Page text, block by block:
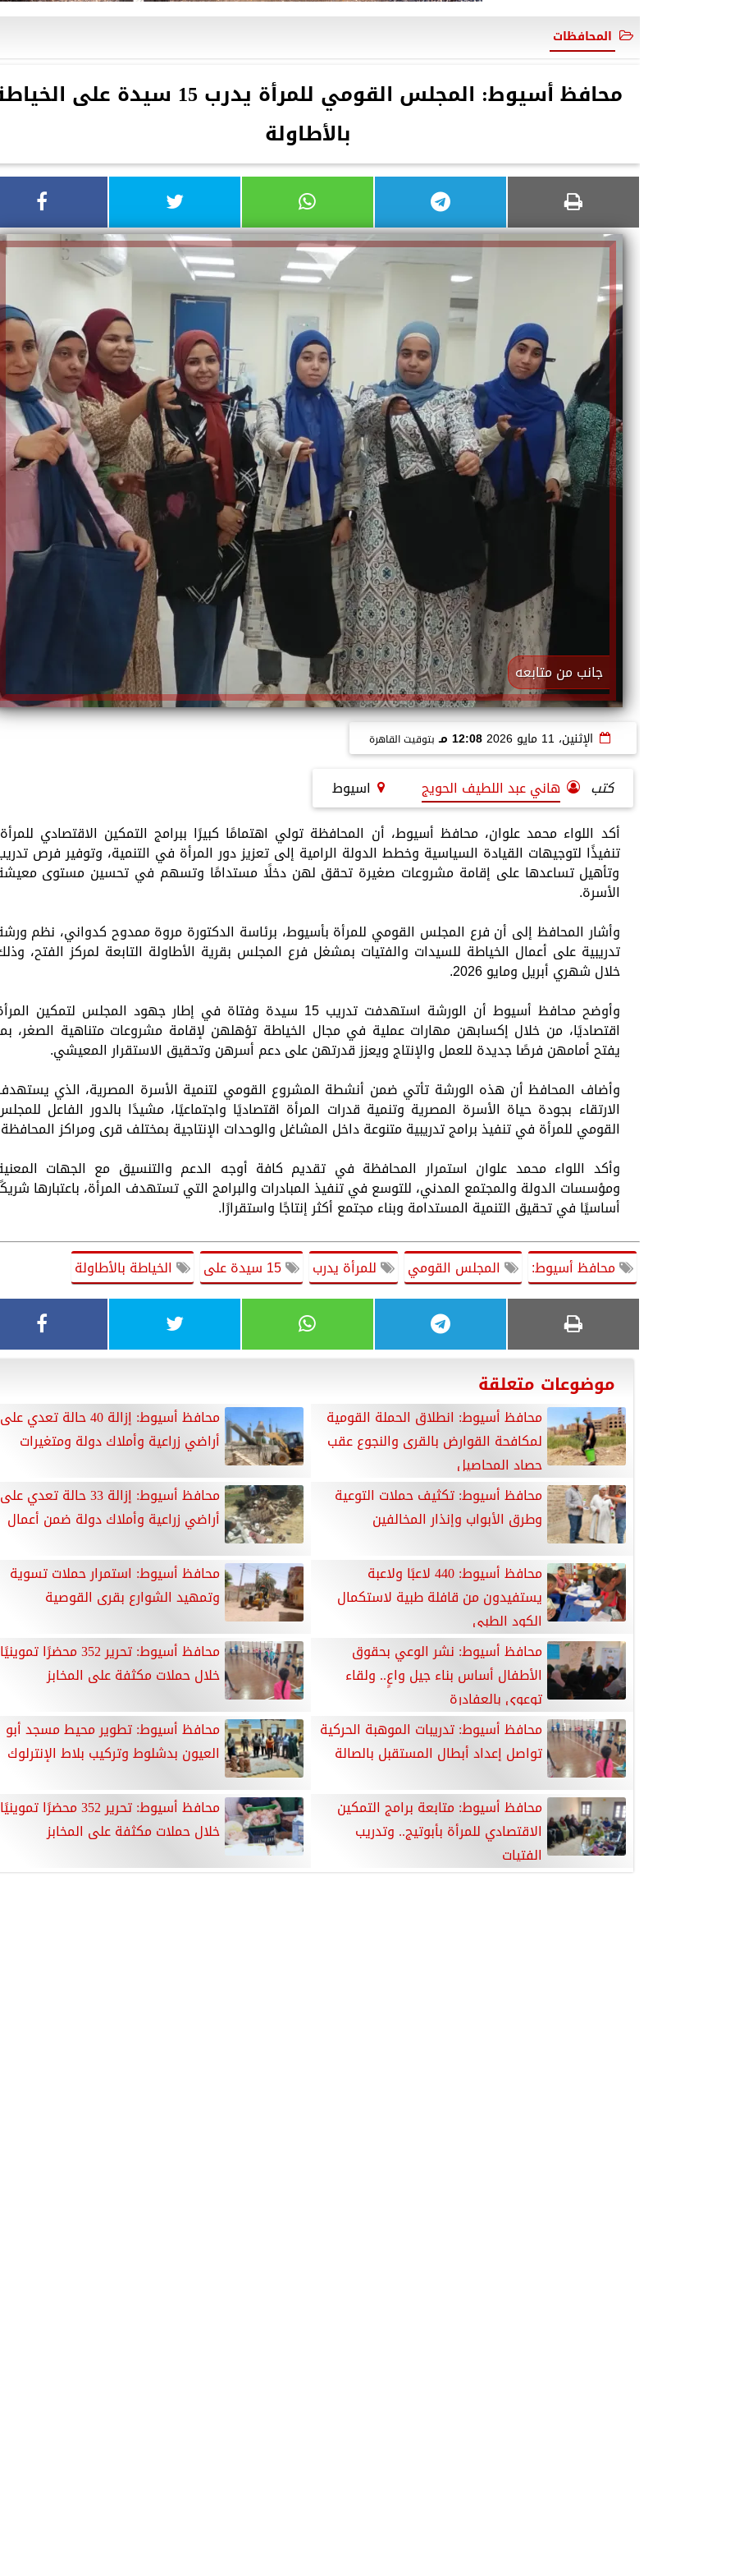
المحافظات
محافظ أسيوط: المجلس القومي للمرأة يدرب 15 سيدة على
بالأطاولة
جانب من متابعه
الإثنين، 11 مايو 2026 12:08 مـ بتوقيت القاهرة
كتب هاني عبد اللطيف الحويج
اسيوط
أكد اللواء محمد علوان، محافظ أسيوط، أن المحافظة تولي اهتمامًا كبيرًا ببرامج التمكين الاقتصادي
تنفيذًا لتوجيهات القيادة السياسية وخطط الدولة الرامية إلى تعزيز دور المرأة في التنمية، وتوفير فرص
وتأهيل تساعدها على إقامة مشروعات صغيرة تحقق لهن دخلًا مستدامًا وتسهم في تحسين مستوى
الأسرة.
وأشار المحافظ إلى أن فرع المجلس القومي للمرأة بأسيوط، برئاسة الدكتورة مروة ممدوح كدواني، نظم
تدريبية على أعمال الخياطة للسيدات والفتيات بمشغل فرع المجلس بقرية الأطاولة التابعة لمركز الفتح،
خلال شهري أبريل ومايو 2026.
وأوضح محافظ أسيوط أن الورشة استهدفت تدريب 15 سيدة وفتاة في إطار جهود المجلس لتمكين
اقتصاديًا، من خلال إكسابهن مهارات عملية في مجال الخياطة تؤهلهن لإقامة مشروعات متناهية الصغر،
يفتح أمامهن فرصًا جديدة للعمل والإنتاج ويعزز قدرتهن على دعم أسرهن وتحقيق الاستقرار المعيشي.
وأضاف المحافظ أن هذه الورشة تأتي ضمن أنشطة المشروع القومي لتنمية الأسرة المصرية، الذي
الارتقاء بجودة حياة الأسرة المصرية وتنمية قدرات المرأة اقتصاديًا واجتماعيًا، مشيدًا بالدور الفاعل
القومي للمرأة في تنفيذ برامج تدريبية متنوعة داخل المشاغل والوحدات الإنتاجية بمختلف قرى ومراكز
وأكد اللواء محمد علوان استمرار المحافظة في تقديم كافة أوجه الدعم والتنسيق مع الجهات
ومؤسسات الدولة والمجتمع المدني، للتوسع في تنفيذ المبادرات والبرامج التي تستهدف المرأة، باعتبارها
أساسيًا في تحقيق التنمية المستدامة وبناء مجتمع أكثر إنتاجًا واستقرارًا.
محافظ أسيوط: المجلس القومي للمرأة يدرب 15 سيدة على الخياطة بالأطاولة
موضوعات متعلقة
محافظ أسيوط: انطلاق الحملة القومية
لمكافحة القوارض بالقرى والنجوع عقب
حصاد المحاصيل
محافظ أسيوط: إزالة 40 حالة تعدي على
أراضي زراعية وأملاك دولة ومتغيرات
محافظ أسيوط: تكثيف حملات التوعية
وطرق الأبواب وإنذار المخالفين
محافظ أسيوط: إزالة 33 حالة تعدي على
أراضي زراعية وأملاك دولة ضمن أعمال
محافظ أسيوط: 440 لاعبًا ولاعبة
يستفيدون من قافلة طبية لاستكمال
الكود الطبي
محافظ أسيوط: استمرار حملات تسوية
وتمهيد الشوارع بقرى القوصية
محافظ أسيوط: نشر الوعي بحقوق
الأطفال أساس بناء جيل واعٍ.. ولقاء
توعوي بالعفادرة
محافظ أسيوط: تحرير 352 محضرًا تموينيًا
خلال حملات مكثفة على المخابز
محافظ أسيوط: تدريبات الموهبة الحركية
تواصل إعداد أبطال المستقبل بالصالة
محافظ أسيوط: تطوير محيط مسجد أبو
العيون بدشلوط وتركيب بلاط الإنترلوك
محافظ أسيوط: متابعة برامج التمكين
الاقتصادي للمرأة بأبوتيج.. وتدريب
الفتيات
محافظ أسيوط: تحرير 352 محضرًا تموينيًا
خلال حملات مكثفة على المخابز